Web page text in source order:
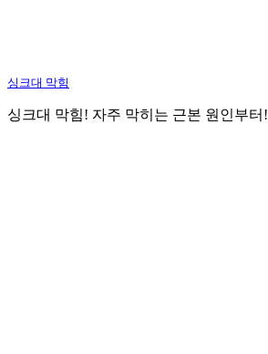
싱크대 막힘
싱크대 막힘! 자주 막히는 근본 원인부터!